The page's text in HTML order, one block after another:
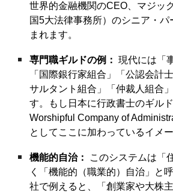
世界的金融機関のCEO、マジッ
国5大法律事務所）のシニア・パ
まれます。
専門職ギルドの例： 現代には「
「国際銀行家組合」「公認会計
サルタント組合」「仲裁人組合
す。もし日本に行政書士のギル
Worshipful Company of
としてここに加わっているイメー
機能的自治：
このシステムは「
く「機能的（職業的）自治」と
社で例えると、「創業家や大株